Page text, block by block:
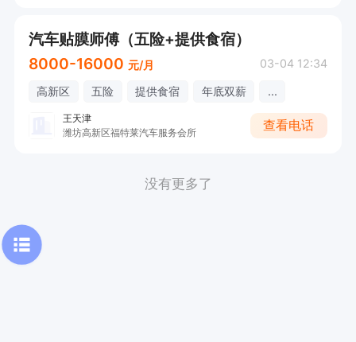
汽车贴膜师傅（五险+提供食宿）
8000-16000 元/月 03-04 12:34
高新区 五险 提供食宿 年底双薪 ...
王天津
潍坊高新区福特莱汽车服务会所
查看电话
没有更多了